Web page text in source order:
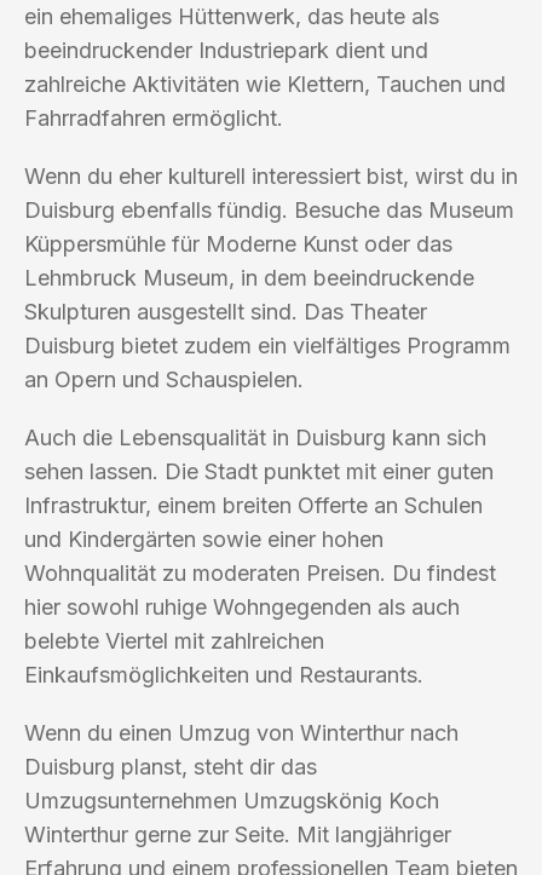
ein ehemaliges Hüttenwerk, das heute als
beeindruckender Industriepark dient und
zahlreiche Aktivitäten wie Klettern, Tauchen und
Fahrradfahren ermöglicht.
Wenn du eher kulturell interessiert bist, wirst du in
Duisburg ebenfalls fündig. Besuche das Museum
Küppersmühle für Moderne Kunst oder das
Lehmbruck Museum, in dem beeindruckende
Skulpturen ausgestellt sind. Das Theater
Duisburg bietet zudem ein vielfältiges Programm
an Opern und Schauspielen.
Auch die Lebensqualität in Duisburg kann sich
sehen lassen. Die Stadt punktet mit einer guten
Infrastruktur, einem breiten Offerte an Schulen
und Kindergärten sowie einer hohen
Wohnqualität zu moderaten Preisen. Du findest
hier sowohl ruhige Wohngegenden als auch
belebte Viertel mit zahlreichen
Einkaufsmöglichkeiten und Restaurants.
Wenn du einen Umzug von Winterthur nach
Duisburg planst, steht dir das
Umzugsunternehmen Umzugskönig Koch
Winterthur gerne zur Seite. Mit langjähriger
Erfahrung und einem professionellen Team bieten